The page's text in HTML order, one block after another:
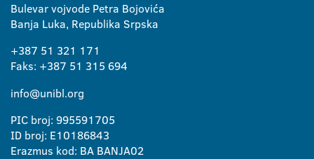
Bulevar vojvode Petra Bojovića
Banja Luka, Republika Srpska
+387 51 321 171
Faks: +387 51 315 694
info@unibl.org
PIC broj: 995591705
ID broj: E10186843
Erazmus kod: BA BANJA02